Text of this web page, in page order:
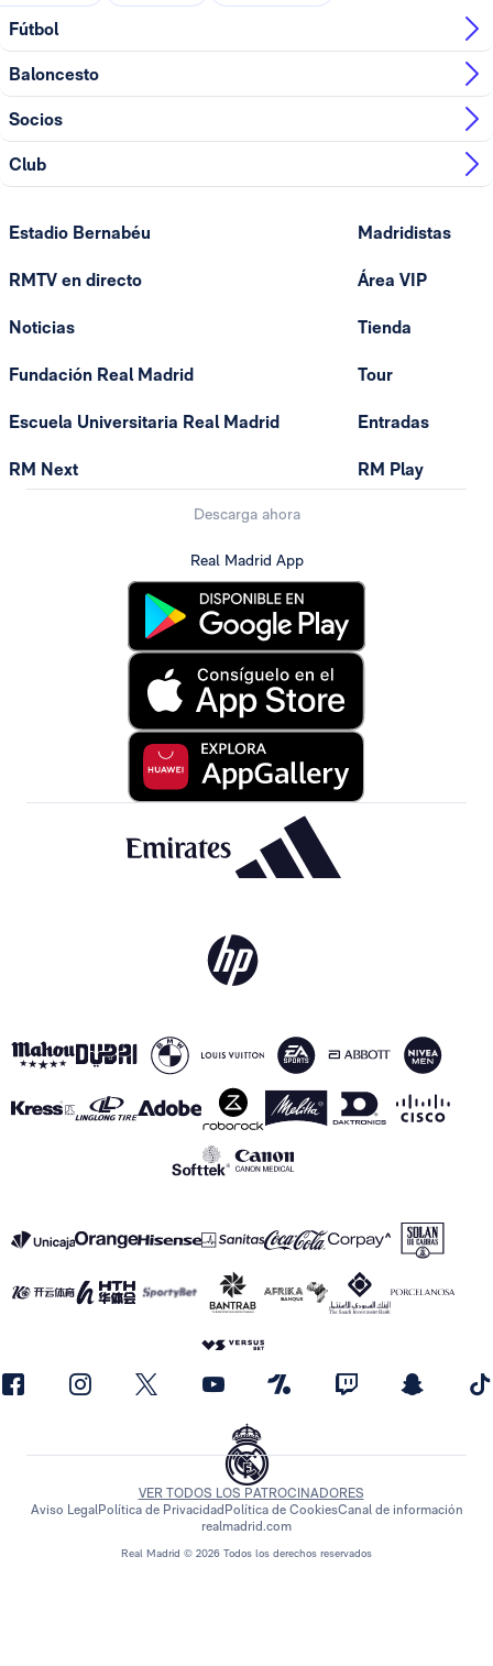
Fútbol
Baloncesto
Socios
Club
Estadio Bernabéu
RMTV en directo
Noticias
Fundación Real Madrid
Escuela Universitaria Real Madrid
RM Next
Madridistas
Área VIP
Tienda
Tour
Entradas
RM Play
Descarga ahora
Real Madrid App
Real Madrid © 2026 Todos los derechos reservados
VER TODOS LOS PATROCINADORES
Aviso LegalPolítica de Privacidad Política de CookiesCanal de información
realmadrid.com